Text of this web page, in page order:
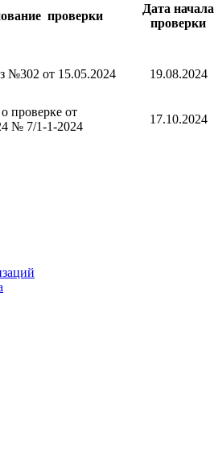
проверки
Дата начала
проверки
№302 от 15.05.2024 19.08.2024
проверке от
№ 7/1-1-2024
17.10.2024